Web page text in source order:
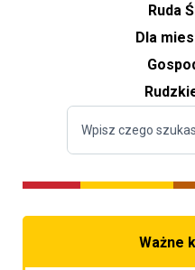
Ruda
Dla
Ważne